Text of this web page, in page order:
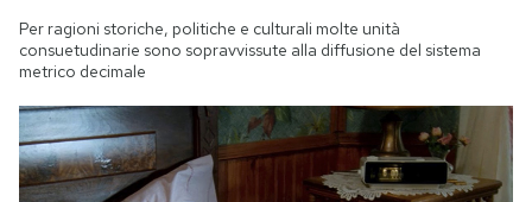
Per ragioni storiche, politiche e culturali molte unità
consuetudinarie sono sopravvissute alla diffusione del sistema
metrico decimale